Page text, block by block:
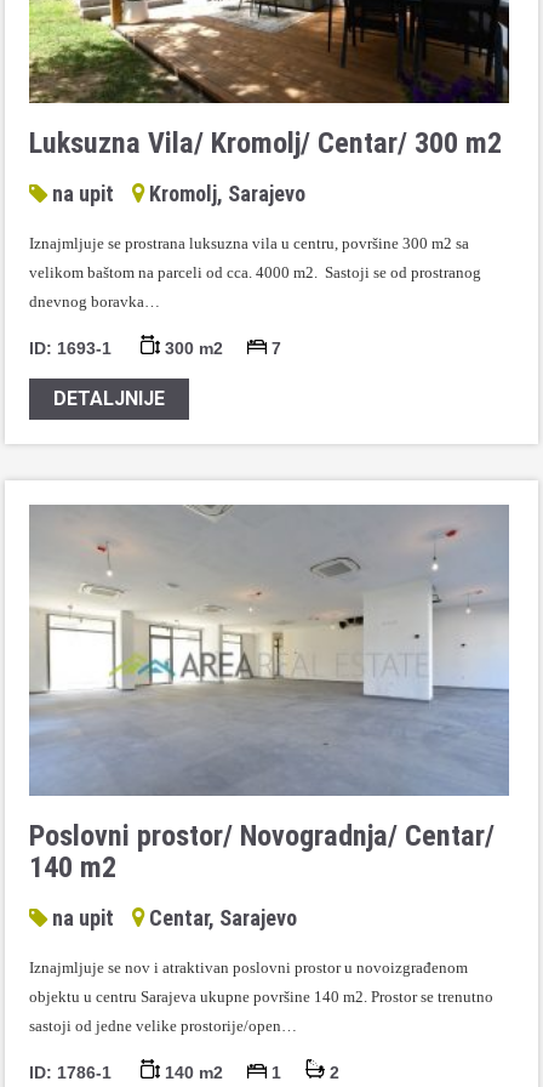
Luksuzna Vila/ Kromolj/ Centar/ 300 m2
na upit Kromolj, Sarajevo
Iznajmljuje se prostrana luksuzna vila u centru, površine 300 m2 sa
velikom baštom na parceli od cca. 4000 m2. Sastoji se od prostranog
dnevnog boravka…
ID: 1693-1 300 m2 7
DETALJNIJE
Poslovni prostor/ Novogradnja/ Centar/
140 m2
na upit Centar, Sarajevo
Iznajmljuje se nov i atraktivan poslovni prostor u novoizgrađenom
objektu u centru Sarajeva ukupne površine 140 m2. Prostor se trenutno
sastoji od jedne velike prostorije/open…
ID: 1786-1 140 m2 1 2